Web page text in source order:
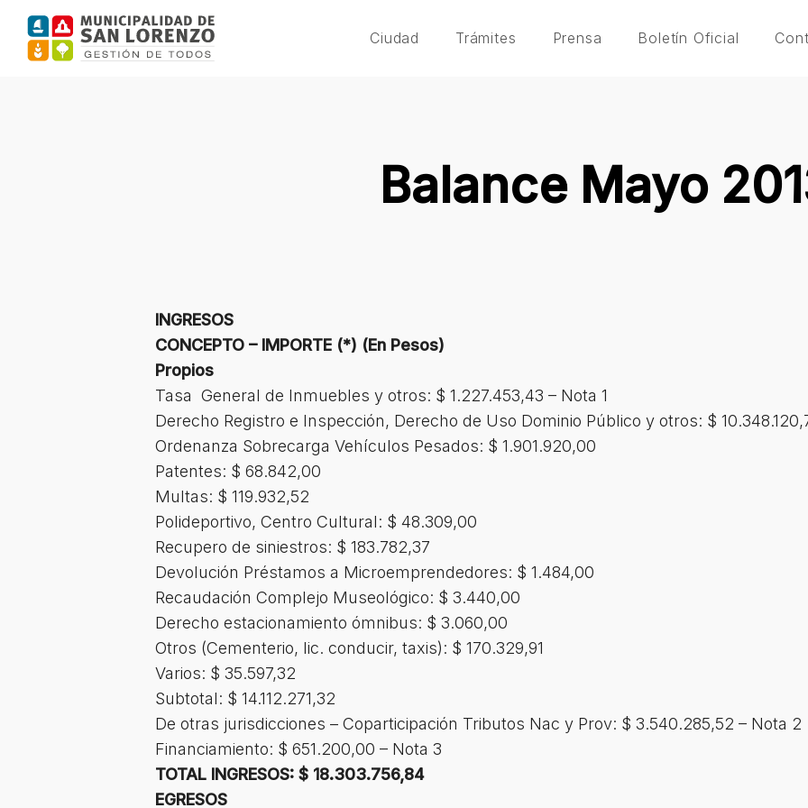
Skip
main
Ciudad Trámites Prensa Boletín Oficial
Balance Mayo
INGRESOS
CONCEPTO – IMPORTE (*) (En Pesos)
Propios
Tasa General de Inmuebles y otros: $ 1.227.453,43 – Nota 1
Derecho Registro e Inspección, Derecho de Uso Dominio Público y otros: $
Ordenanza Sobrecarga Vehículos Pesados: $ 1.901.920,00
Patentes: $ 68.842,00
Multas: $ 119.932,52
Polideportivo, Centro Cultural: $ 48.309,00
Recupero de siniestros: $ 183.782,37
Devolución Préstamos a Microemprendedores: $ 1.484,00
Recaudación Complejo Museológico: $ 3.440,00
Derecho estacionamiento ómnibus: $ 3.060,00
Otros (Cementerio, lic. conducir, taxis): $ 170.329,91
Varios: $ 35.597,32
Subtotal: $ 14.112.271,32
De otras jurisdicciones – Coparticipación Tributos Nac y Prov: $ 3.540.285,52 – Nota 2
Financiamiento: $ 651.200,00 – Nota 3
TOTAL INGRESOS: $ 18.303.756,84
EGRESOS